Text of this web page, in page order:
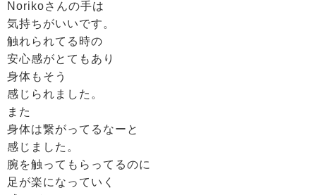
Norikoさんの手は
気持ちがいいです。
触れられてる時の
安心感がとてもあり
身体もそう
感じられました。
また
身体は繋がってるなーと
感じました。
腕を触ってもらってるのに
足が楽になっていく